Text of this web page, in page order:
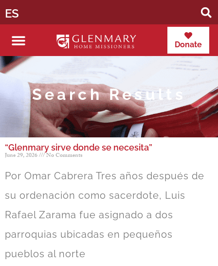
ES
Donate
Search Results
“Glenmary sirve donde se necesita”
June 29, 2026 No Comments
Por Omar Cabrera Tres años después de
su ordenación como sacerdote, Luis
Rafael Zarama fue asignado a dos
parroquias ubicadas en pequeños
pueblos al norte